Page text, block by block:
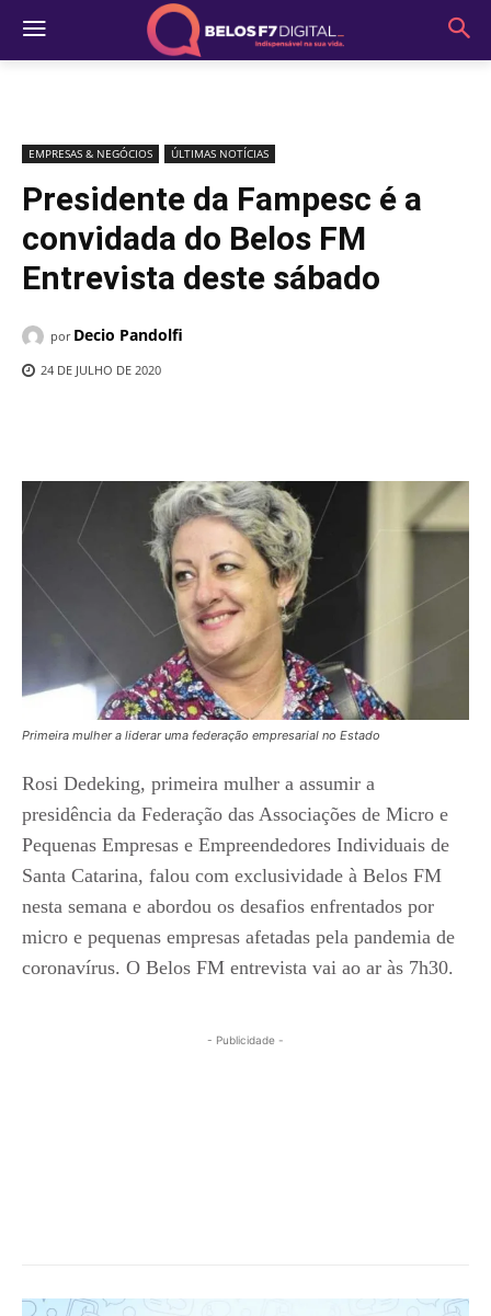
EMPRESAS & NEGÓCIOS ÚLTIMAS NOTÍCIAS
Presidente da Fampesc é a
convidada do Belos FM
Entrevista deste sábado
por Decio Pandolfi
24 DE JULHO DE 2020
Primeira mulher a liderar uma federação empresarial no Estado
Rosi Dedeking, primeira mulher a assumir a
presidência da Federação das Associações de Micro e
Pequenas Empresas e Empreendedores Individuais de
Santa Catarina, falou com exclusividade à Belos FM
nesta semana e abordou os desafios enfrentados por
micro e pequenas empresas afetadas pela pandemia de
coronavírus. O Belos FM entrevista vai ao ar às 7h30.
- Publicidade -